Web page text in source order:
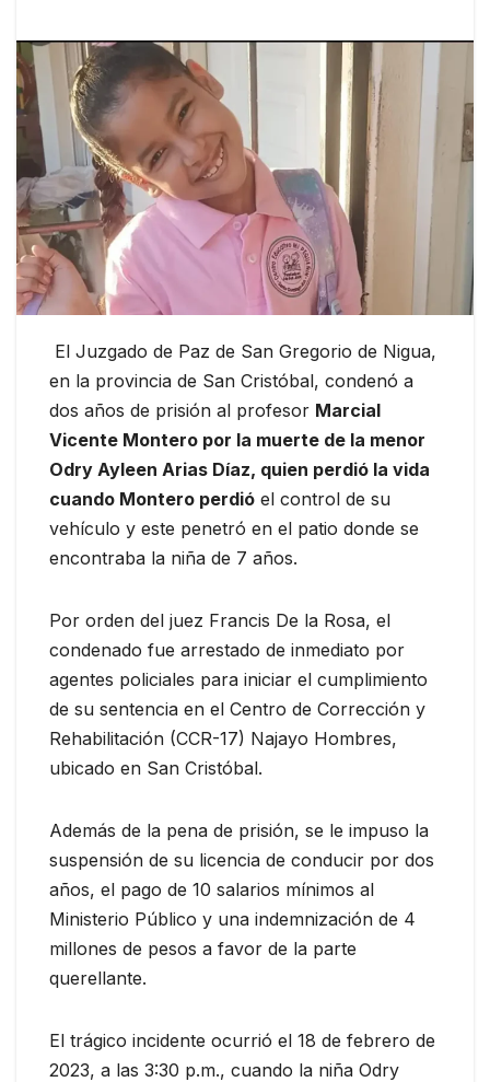
El Juzgado de Paz de San Gregorio de Nigua,
en la provincia de San Cristóbal, condenó a
dos años de prisión al profesor Marcial
Vicente Montero por la muerte de la menor
Odry Ayleen Arias Díaz, quien perdió la vida
cuando Montero perdió el control de su
vehículo y este penetró en el patio donde se
encontraba la niña de 7 años.
Por orden del juez Francis De la Rosa, el
condenado fue arrestado de inmediato por
agentes policiales para iniciar el cumplimiento
de su sentencia en el Centro de Corrección y
Rehabilitación (CCR-17) Najayo Hombres,
ubicado en San Cristóbal.
Además de la pena de prisión, se le impuso la
suspensión de su licencia de conducir por dos
años, el pago de 10 salarios mínimos al
Ministerio Público y una indemnización de 4
millones de pesos a favor de la parte
querellante.
El trágico incidente ocurrió el 18 de febrero de
2023, a las 3:30 p.m., cuando la niña Odry